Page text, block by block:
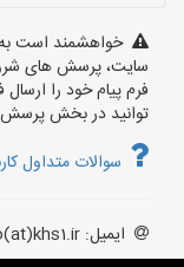
خواهشمند است به
سایت، پرسش های
فرم پیام خود را
توانید در بخش پرسش
سوالات متداول
ایمیل: info(at)khs1.ir